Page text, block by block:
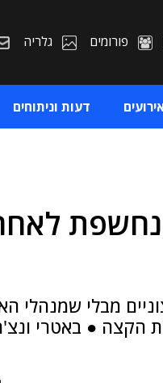
פורומים גלריה
דעות וניתוחים
מבלי שמנהלי